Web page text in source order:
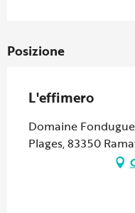
Posizione
L'effimero
Domaine
Plages, 83350